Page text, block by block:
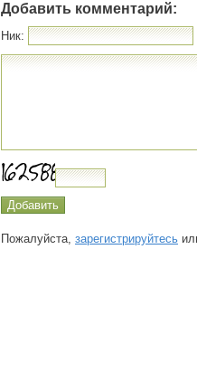
Добавить комментарий:
Ник:
Пожалуйста, зарегистрируйтесь